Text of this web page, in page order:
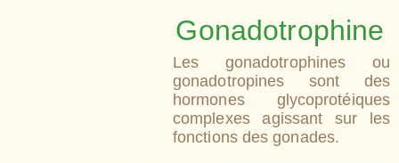
Gonadotrophine
Les gonadotrophines ou
gonadotropines sont des
hormones glycoprotéiques
complexes agissant sur les
fonctions des gonades.